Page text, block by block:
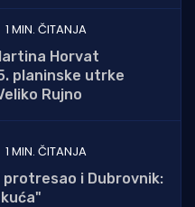
1 MIN. ČITANJA
Horvat
planinske utrke
Rujno
1 MIN. ČITANJA
protresao i Dubrovnik: